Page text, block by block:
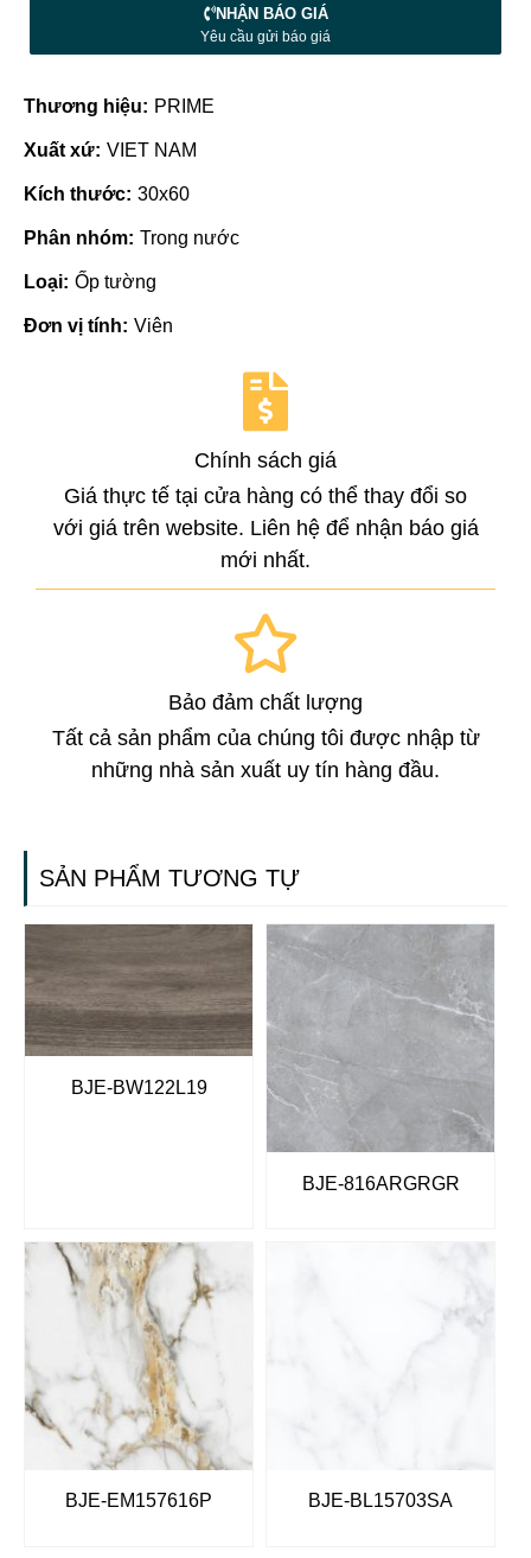
NHẬN BÁO GIÁ
Yêu cầu gửi báo giá
Thương hiệu: PRIME
Xuất xứ: VIET NAM
Kích thước: 30x60
Phân nhóm: Trong nước
Loại: Ốp tường
Đơn vị tính: Viên
Chính sách giá
Giá thực tế tại cửa hàng có thể thay đổi so
với giá trên website. Liên hệ để nhận báo giá
mới nhất.
Bảo đảm chất lượng
Tất cả sản phẩm của chúng tôi được nhập từ
những nhà sản xuất uy tín hàng đầu.
SẢN PHẨM TƯƠNG TỰ
BJE-BW122L19
BJE-816ARGRGR
BJE-EM157616P BJE-BL15703SA